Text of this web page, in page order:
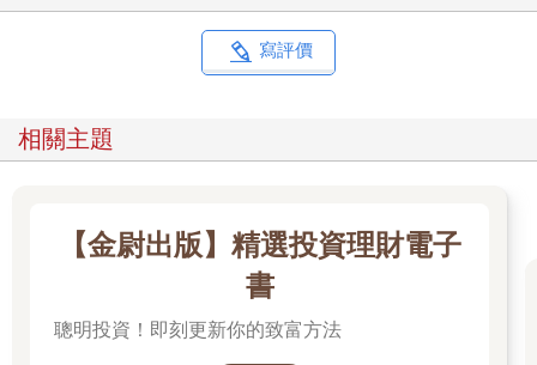
寫評價
相關主題
【金尉出版】精選投資理財電子
書
聰明投資！即刻更新你的致富方法